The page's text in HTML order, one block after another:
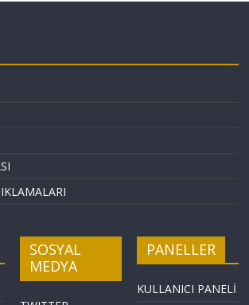
SOSYAL
MEDYA
PANELLER
KULLANICI PANELİ